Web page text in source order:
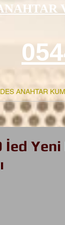
ANAHTAR
İed